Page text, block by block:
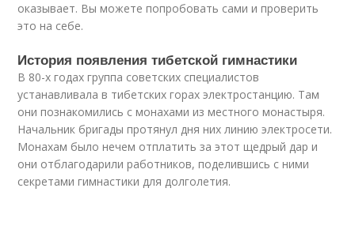
оказывает. Вы можете попробовать сами и проверить
это на себе.
История появления тибетской гимнастики
В 80-х годах группа советских специалистов
устанавливала в тибетских горах электростанцию. Там
они познакомились с монахами из местного монастыря.
Начальник бригады протянул дня них линию электросети.
Монахам было нечем отплатить за этот щедрый дар и
они отблагодарили работников, поделившись с ними
секретами гимнастики для долголетия.